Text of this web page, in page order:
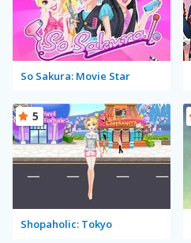
So Sakura: Movie Star
Shopaholic: Tokyo
5